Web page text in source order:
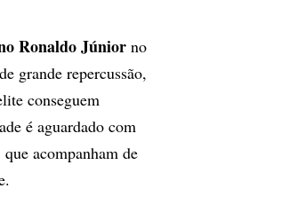
Ronaldo Júnior no
grande repercussão,
conseguem
é aguardado com
acompanham de